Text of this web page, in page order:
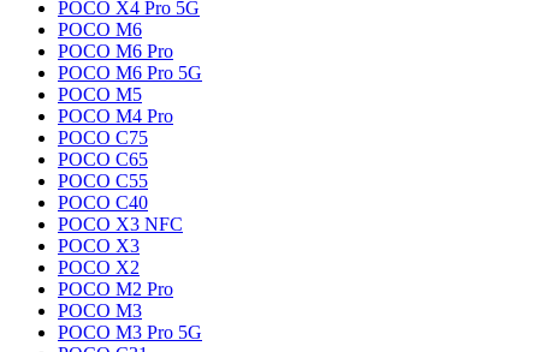
POCO X4 Pro 5G
POCO M6
POCO M6 Pro
POCO M6 Pro 5G
POCO M5
POCO M4 Pro
POCO C75
POCO C65
POCO C55
POCO C40
POCO X3 NFC
POCO X3
POCO X2
POCO M2 Pro
POCO M3
POCO M3 Pro 5G